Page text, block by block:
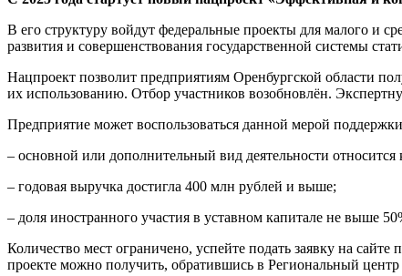
В его структуру войдут федеральные проекты для малого и
развития и совершенствования государственной системы
Нацпроект позволит предприятиям Оренбургской области
их использованию. Отбор участников возобновлён.
Предприятие может воспользоваться данной мерой
– основной или дополнительный вид деятельности относится
– годовая выручка достигла 400 млн рублей и выше;
– доля иностранного участия в уставном капитале не выше
Количество мест ограничено, успейте подать заявку на
проекте можно получить, обратившись в Региональный